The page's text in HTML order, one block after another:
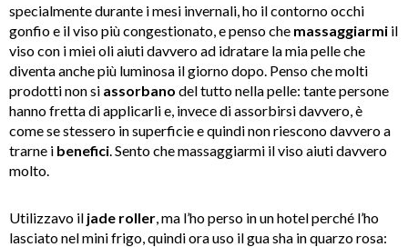
specialmente durante i mesi invernali, ho il contorno occhi
gonfio e il viso più congestionato, e penso che massaggiarmi il
viso con i miei oli aiuti davvero ad idratare la mia pelle che
diventa anche più luminosa il giorno dopo. Penso che molti
prodotti non si assorbano del tutto nella pelle: tante persone
hanno fretta di applicarli e, invece di assorbirsi davvero, è
come se stessero in superficie e quindi non riescono davvero a
trarne i benefici . Sento che massaggiarmi il viso aiuti davvero
molto.
Utilizzavo il jade roller , ma l’ho perso in un hotel perché l’ho
lasciato nel mini frigo, quindi ora uso il gua sha in quarzo rosa: